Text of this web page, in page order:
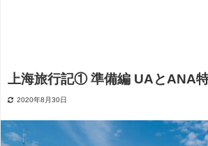
上海旅行記① 準備編 UAとANA
2020年8月30日